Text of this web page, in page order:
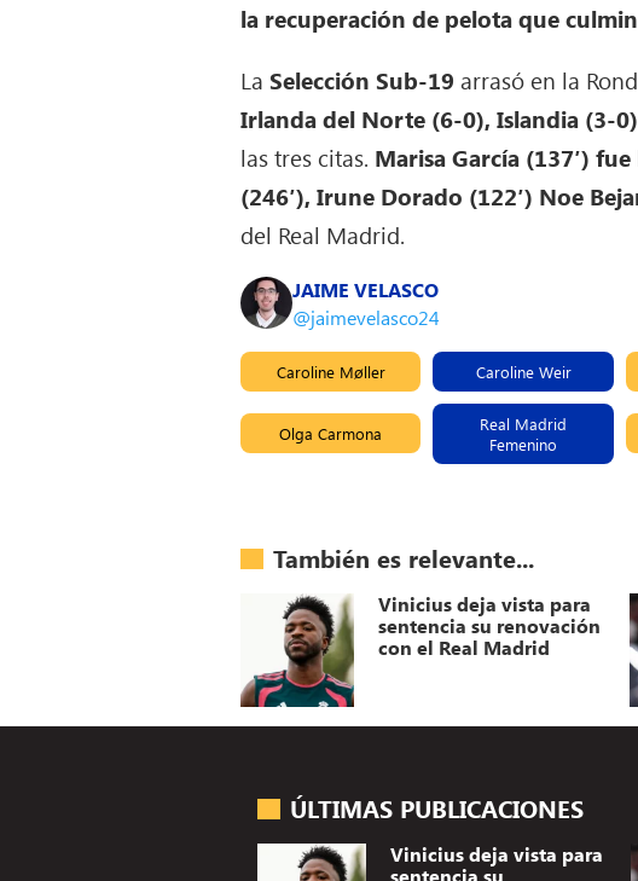
la recuperación de pelota que
La Selección Sub-19 arrasó en la
Irlanda del Norte (6-0), Islandia (3-
las tres citas. Marisa García (137′)
(246′), Irune Dorado (122′) Noe
del Real Madrid.
JAIME VELASCO
@jaimevelasco24
Caroline Møller Caroline Weir
Olga Carmona
Real Madrid
Femenino
También es relevante...
Vinicius deja vista para
sentencia su renovación
con el Real Madrid
ÚLTIMAS PUBLICACIONES
Vinicius deja vista para
sentencia su